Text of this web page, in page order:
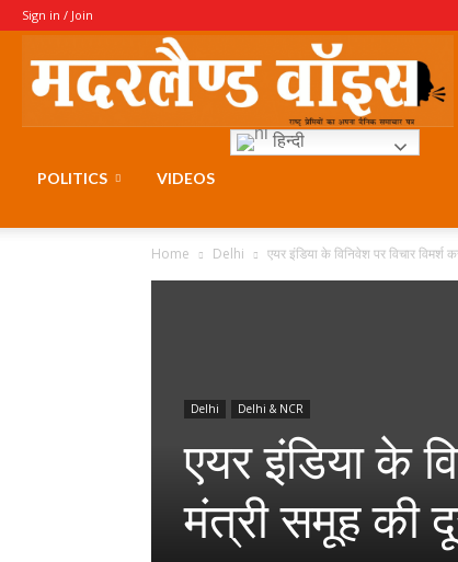
Sign in / Join
POLITICS VIDEOS
हिन्दी
Home Delhi एयर इंडिया के विनिवेश पर विचार
Delhi Delhi & NCR
एयर इंडिया के
मंत्री समू​ह की